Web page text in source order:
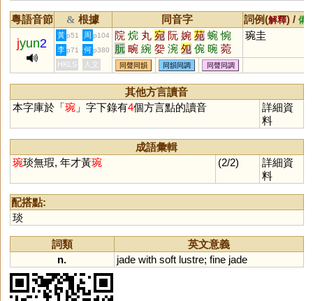
粵語音節 & 根據 同音字 詞例(解釋) / 備
jyun2
黃 p51 周 p104 院 烷 丸 宛 阮 婉 苑 蜿 惋
朊 畹 綩 妴 涴 夗 倇 晼 菀
睕 踠
琬圭
李 p71 何 p380
HKLS 人文 同聲同韻 同韻同調 同聲同調
其他方言讀音
本字庫於「琬」字下錄有4個方言點的讀音
詳細資
料
成語彙輯
琬琰無瑕, 年才黃琬 (2/2)
詳細資
料
配搭點:
琰
詞類
英文意義
n.
jade with soft lustre; fine jade